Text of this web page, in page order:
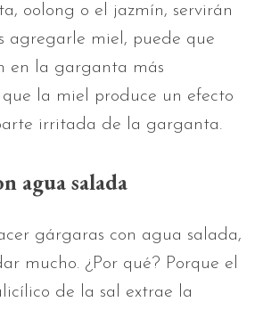
oolong o el jazmín, servirán
agregarle miel, puede que
en la garganta más
la miel produce un efecto
irritada de la garganta.
agua salada
gárgaras con agua salada,
mucho. ¿Por qué? Porque el
de la sal extrae la